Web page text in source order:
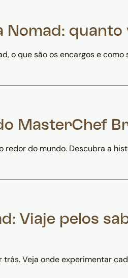
Nomad:
o que são os encargos e
MasterChef
do mundo. Descubra a
Viaje pelos
Veja onde experimentar